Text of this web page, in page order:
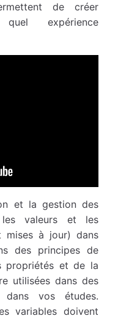
de créer
expérience
et la gestion des
les valeurs et les
mises à jour) dans
des principes de
propriétés et de la
utilisées dans des
dans vos études.
variables doivent